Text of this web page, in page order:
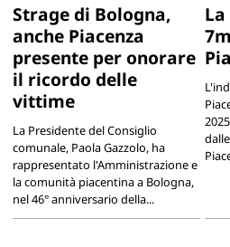
Strage di Bologna,
anche Piacenza
presente per onorare
il ricordo delle
vittime
La Presidente del Consiglio
comunale, Paola Gazzolo, ha
rappresentato l'Amministrazione e
la comunità piacentina a Bologna,
nel 46° anniversario della...